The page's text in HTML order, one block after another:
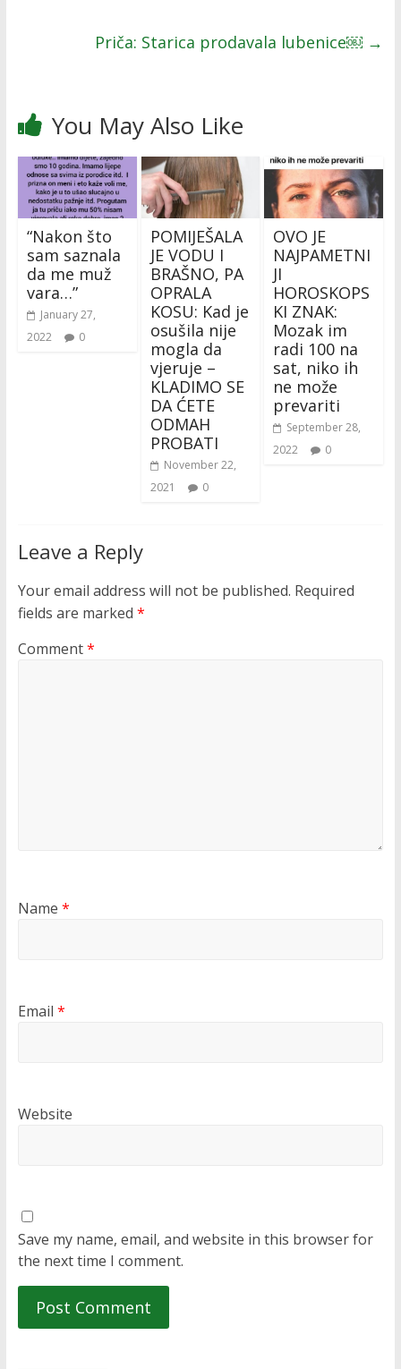
Priča: Starica prodavala lubenice￼ →
You May Also Like
“Nakon što
sam saznala
da me muž
vara…”
January 27,
2022
0
POMIJEŠALA
JE VODU I
BRAŠNO, PA
OPRALA
KOSU: Kad je
osušila nije
mogla da
vjeruje –
KLADIMO SE
DA ĆETE
ODMAH
PROBATI
November 22,
2021
0
OVO JE
NAJPAMETNI
JI
HOROSKOPS
KI ZNAK:
Mozak im
radi 100 na
sat, niko ih
ne može
prevariti
September 28,
2022
0
Leave a Reply
Your email address will not be published. Required
fields are marked *
Comment*
Name *
Email *
Website
Save my name, email, and website in this browser for
the next time I comment.